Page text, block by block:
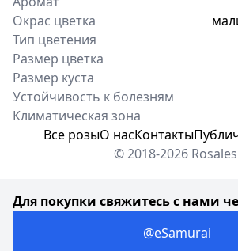
Окрас цветка
Тип цветения
Размер цветка
Размер куста
Устойчивость к болезням
Климатическая зона
Для покупки свяжитесь с нами
@eSamurai
Все розыО насКонтакты
© 2018-2026